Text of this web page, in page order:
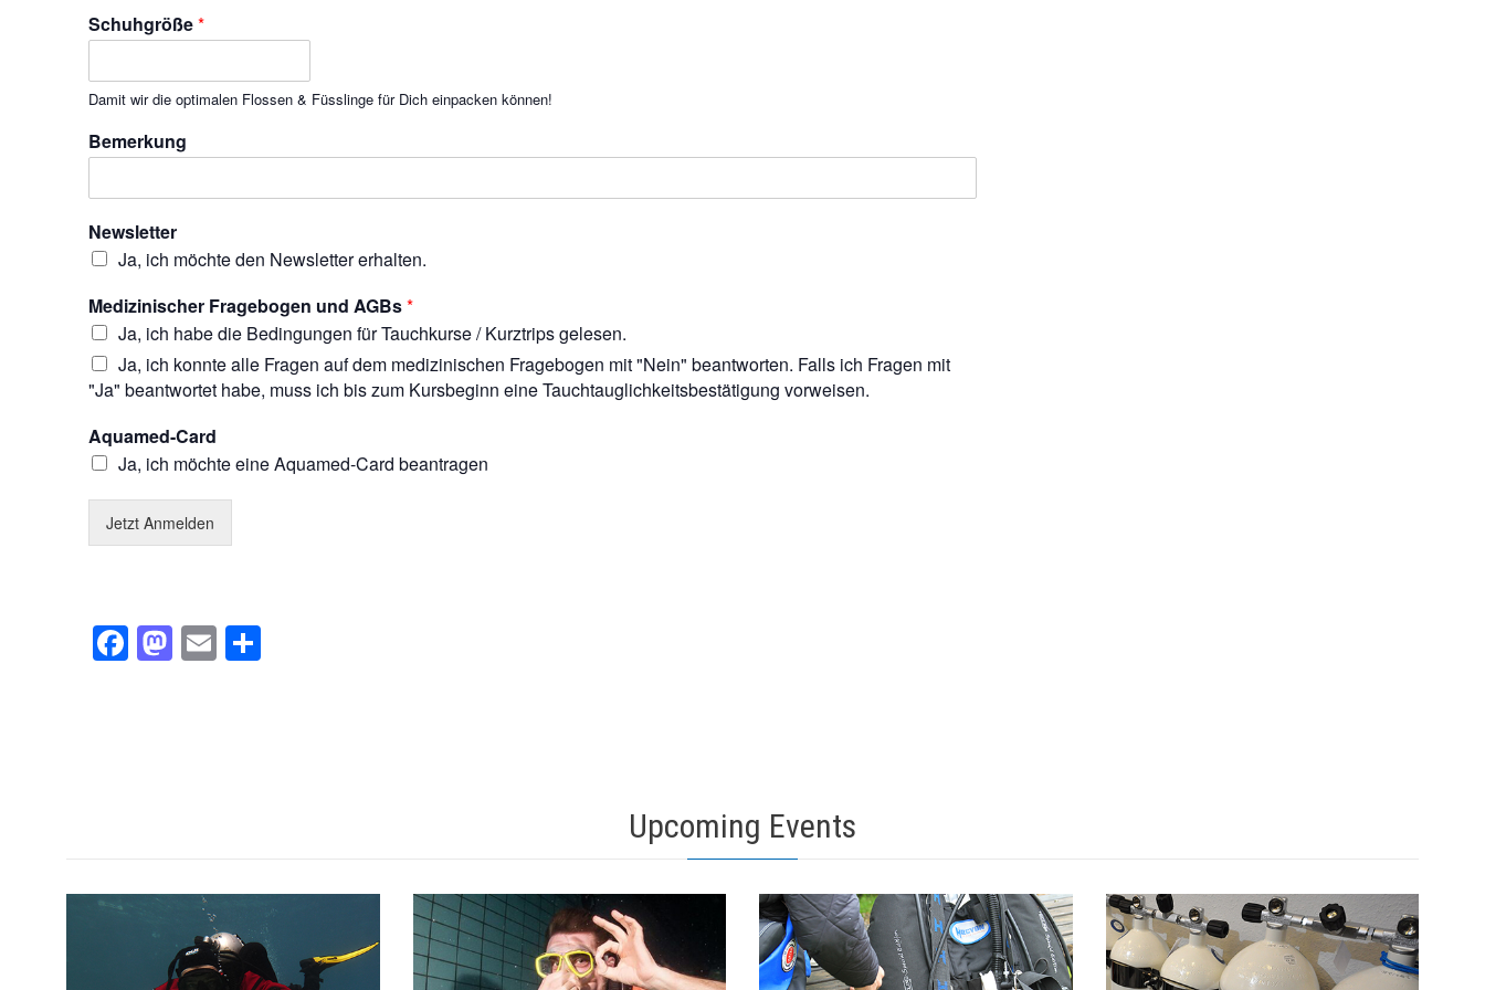
Schuhgröße*
Damit wir die optimalen Flossen & Füsslinge für Dich einpacken können!
Bemerkung
Newsletter
Ja, ich möchte den Newsletter erhalten.
Medizinischer Fragebogen und AGBs*
Ja, ich habe die Bedingungen für Tauchkurse / Kurztrips gelesen.
Ja, ich konnte alle Fragen auf dem medizinischen Fragebogen mit "Nein" beantworten. Falls ich Fragen mit
"Ja" beantwortet habe, muss ich bis zum Kursbeginn eine Tauchtauglichkeitsbestätigung vorweisen.
Aquamed-Card
Ja, ich möchte eine Aquamed-Card beantragen
Jetzt Anmelden
Facebook
Mastodon
Email
Upcoming Events